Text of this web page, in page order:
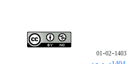
1403-02-01